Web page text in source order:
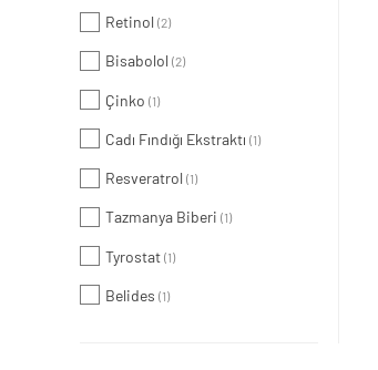
Retinol (2)
Bisabolol (2)
Çinko (1)
Cadı Fındığı Ekstraktı (1)
Resveratrol (1)
Tazmanya Biberi (1)
Tyrostat (1)
Belides (1)